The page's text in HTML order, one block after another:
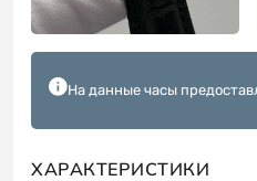
На данные часы
ХАРАКТЕРИСТИКИ